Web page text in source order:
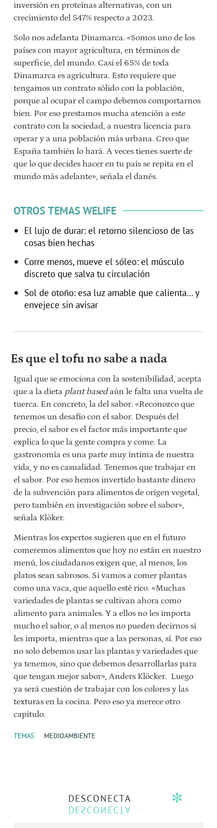
inversión en proteínas alternativas, con un
crecimiento del 547% respecto a 2023.
Solo nos adelanta Dinamarca. «Somos uno de los
países con mayor agricultura, en términos de
superficie, del mundo. Casi el 65% de toda
Dinamarca es agricultura. Esto requiere que
tengamos un contrato sólido con la población,
porque al ocupar el campo debemos comportarnos
bien. Por eso prestamos mucha atención a este
contrato con la sociedad, a nuestra licencia para
operar y a una población más urbana. Creo que
España también lo hará. A veces tienes suerte de
que lo que decides hacer en tu país se repita en el
mundo más adelante», señala el danés.
OTROS TEMAS WELIFE
El lujo de durar: el retorno silencioso de las
cosas bien hechas
Corre menos, mueve el sóleo: el músculo
discreto que salva tu circulación
Sol de otoño: esa luz amable que calienta… y
envejece sin avisar
Es que el tofu no sabe a nada
Igual que se emociona con la sostenibilidad, acepta
que a la dieta plant basedaún le falta una vuelta de
tuerca. En concreto, la del sabor. «Reconozco que
tenemos un desafío con el sabor. Después del
precio, el sabor es el factor más importante que
explica lo que la gente compra y come. La
gastronomía es una parte muy íntima de nuestra
vida, y no es casualidad. Tenemos que trabajar en
el sabor. Por eso hemos invertido bastante dinero
de la subvención para alimentos de origen vegetal,
pero también en investigación sobre el sabor»,
señala Klöker.
Mientras los expertos sugieren que en el futuro
comeremos alimentos que hoy no están en nuestro
menú, los ciudadanos exigen que, al menos, los
platos sean sabrosos. Si vamos a comer plantas
como una vaca, que aquello esté rico. «Muchas
variedades de plantas se cultivan ahora como
alimento para animales. Y a ellos no les importa
mucho el sabor, o al menos no pueden decirnos si
les importa, mientras que a las personas, sí. Por eso
no solo debemos usar las plantas y variedades que
ya tenemos, sino que debemos desarrollarlas para
que tengan mejor sabor», Anders Klöcker. Luego
ya será cuestión de trabajar con los colores y las
texturas en la cocina. Pero eso ya merece otro
capítulo.
TEMAS MEDIOAMBIENTE
DESCONECTA